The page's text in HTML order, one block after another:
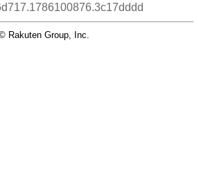
Rakuten Group, Inc.